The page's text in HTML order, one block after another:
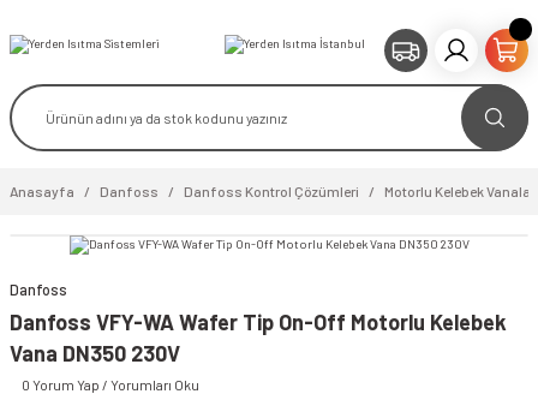
Anasayfa Danfoss Danfoss Kontrol Çözümleri Motorlu Kelebek Vanalar
Danfoss
Danfoss VFY-WA Wafer Tip On-Off Motorlu Kelebek
Vana DN350 230V
0 Yorum Yap / Yorumları Oku